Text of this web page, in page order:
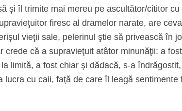
şi îl trimite mai mereu pe ascultător/cititor cu
firesc al dramelor narate, are
vieţii sale, pelerinul ştie să privească în
crede că a supravieţuit atâtor minunăţii: a
limită, a fost chiar şi dădacă, s-a
lucra cu caii, faţă de care îl leagă sentimente